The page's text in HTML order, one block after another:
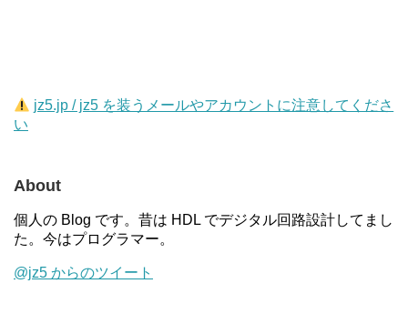
jz5.jp / jz5 を装うメールやアカウントに注意してくださ
い
About
個人の Blog です。昔は HDL でデジタル回路設計してまし
た。今はプログラマー。
@jz5 からのツイート